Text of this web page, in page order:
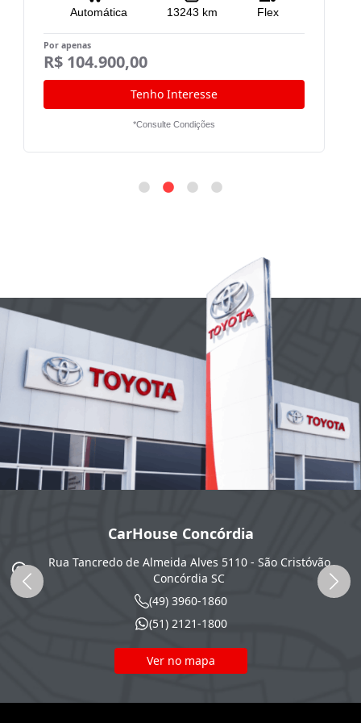
Automática 13243 km Flex
Por apenas
R$ 104.900,00
Tenho Interesse
*Consulte Condições
CarHouse Concórdia
Rua Tancredo de Almeida Alves 5110 - São Cristóvão
Concórdia SC
(49) 3960-1860
(51) 2121-1800
Ver no mapa